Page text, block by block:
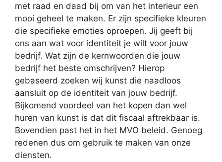
met raad en daad bij om van het interieur een
mooi geheel te maken. Er zijn specifieke kleuren
die specifieke emoties oproepen. Jij geeft bij
ons aan wat voor identiteit je wilt voor jouw
bedrijf. Wat zijn de kernwoorden die jouw
bedrijf het beste omschrijven? Hierop
gebaseerd zoeken wij kunst die naadloos
aansluit op de identiteit van jouw bedrijf.
Bijkomend voordeel van het kopen dan wel
huren van kunst is dat dit fiscaal aftrekbaar is.
Bovendien past het in het MVO beleid. Genoeg
redenen dus om gebruik te maken van onze
diensten.